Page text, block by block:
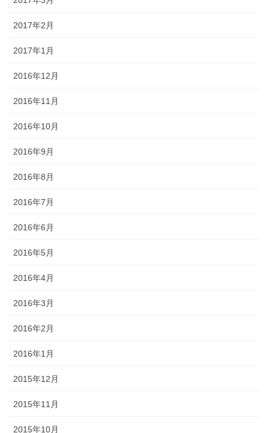
2017年2月
2017年1月
2016年12月
2016年11月
2016年10月
2016年9月
2016年8月
2016年7月
2016年6月
2016年5月
2016年4月
2016年3月
2016年2月
2016年1月
2015年12月
2015年11月
2015年10月